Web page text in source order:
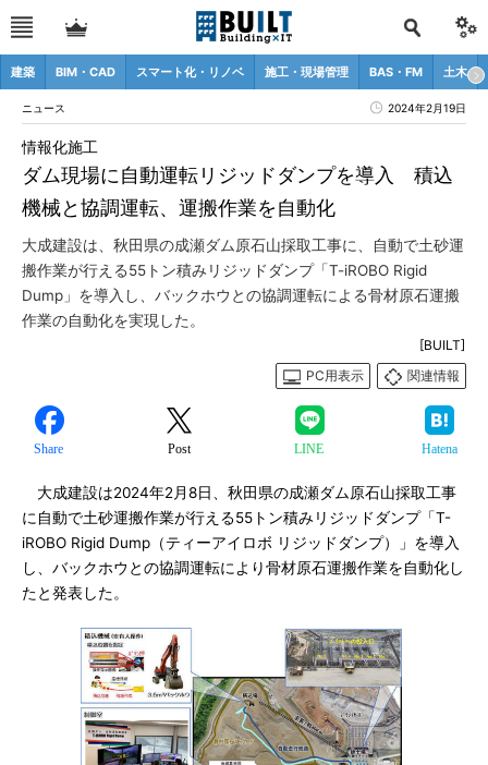
建築 BIM・CAD スマート化・リノベ 施工・現場管理 BAS・FM 土木
ニュース 2024年2月19日
ダム現場に自動運転リジッドダンプを導入 積込
機械と協調運転、運搬作業を自動化
情報化施工
大成建設は、秋田県の成瀬ダム原石山採取工事に、自動で土砂運
搬作業が行える55トン積みリジッドダンプ「T-iROBO Rigid
Dump」を導入し、バックホウとの協調運転による骨材原石運搬
作業の自動化を実現した。
[BUILT]
PC用表示
関連情報
Share Post LINE Hatena
大成建設は2024年2月8日、秋田県の成瀬ダム原石山採取工事
に自動で土砂運搬作業が行える55トン積みリジッドダンプ「T-
iROBO Rigid Dump（ティーアイロボ リジッドダンプ）」を導入
し、バックホウとの協調運転により骨材原石運搬作業を自動化し
たと発表した。